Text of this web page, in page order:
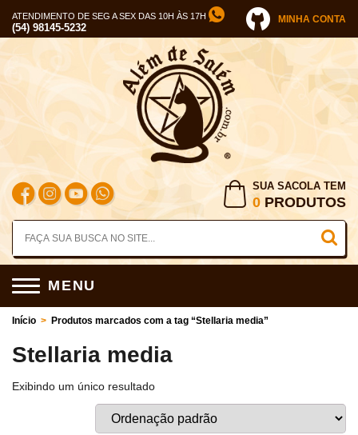
ATENDIMENTO DE SEG A SEX DAS 10H ÀS 17H
(54) 98145-5232
MINHA CONTA
SUA SACOLA TEM
0 PRODUTOS
MENU
Início > Produtos marcados com a tag “Stellaria media”
Stellaria media
Exibindo um único resultado